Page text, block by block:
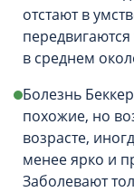
отстают в
в среднем
Болезнь
похожие, но
возрасте,
менее ярко и
Заболевают